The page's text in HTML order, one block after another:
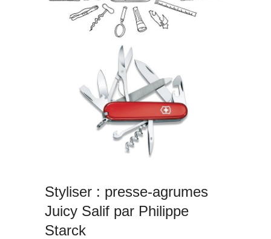
Styliser : presse-agrumes
Juicy Salif par Philippe
Starck